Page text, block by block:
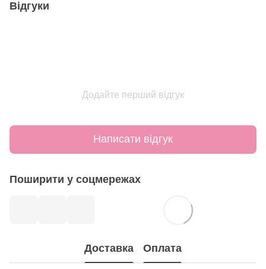
Відгуки
Додайте перший відгук
Написати відгук
Поширити у соцмережах
Доставка Оплата